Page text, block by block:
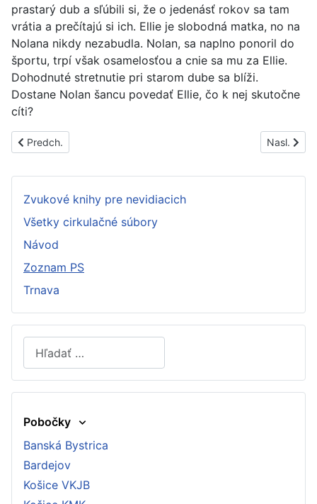
prastarý dub a sľúbili si, že o jedenásť rokov sa tam
vrátia a prečítajú si ich. Ellie je slobodná matka, no na
Nolana nikdy nezabudla. Nolan, sa naplno ponoril do
športu, trpí však osamelosťou a cnie sa mu za Ellie.
Dohodnuté stretnutie pri starom dube sa blíži.
Dostane Nolan šancu povedať Ellie, čo k nej skutočne
cíti?
Predchádzajúci článok: PS1793A
Predch. Nasl.
Zvukové knihy pre nevidiacich
Všetky cirkulačné súbory
Návod
Zoznam PS
Trnava
Hľadať
Type 2 or more characters for results.
Pobočky
Banská Bystrica
Bardejov
Košice VKJB